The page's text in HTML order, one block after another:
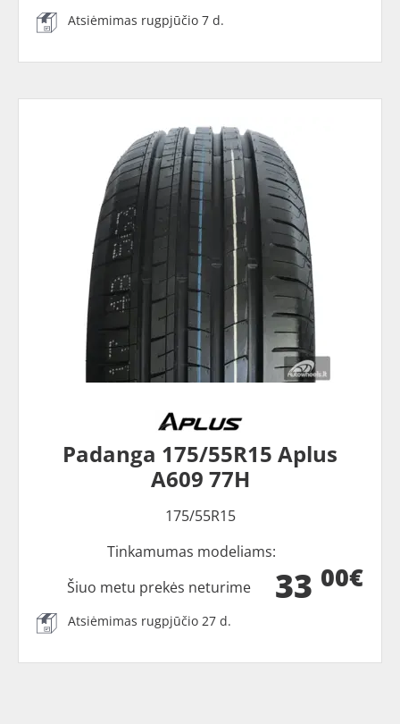
Atsiėmimas rugpjūčio 7 d.
Padanga 175/55R15 Aplus
A609 77H
175/55R15
Tinkamumas modeliams:
33 00€
Šiuo metu prekės neturime
Atsiėmimas rugpjūčio 27 d.